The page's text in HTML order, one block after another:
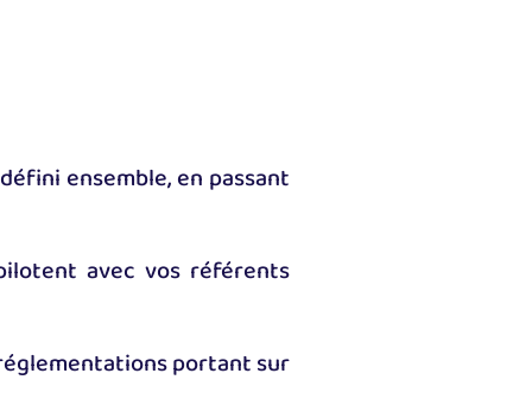
ensemble, en passant
avec vos référents
portant sur